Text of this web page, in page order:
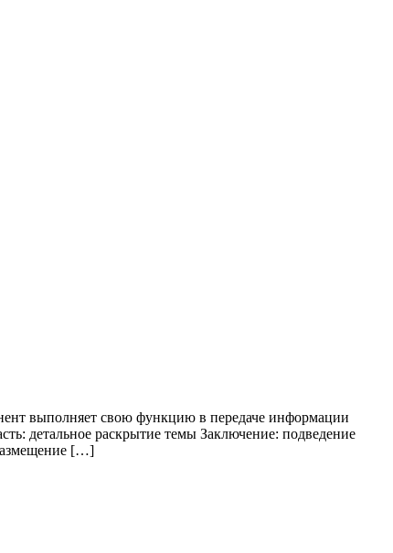
выполняет свою функцию в передаче информации
детальное раскрытие темы Заключение: подведение
[…]